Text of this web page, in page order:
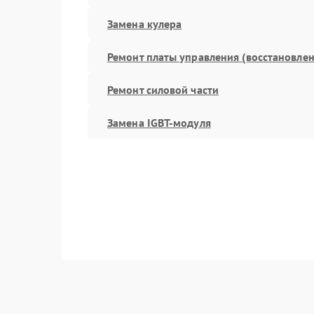
Замена кулера
Ремонт платы управления
Ремонт силовой части
Замена IGBT-модуля